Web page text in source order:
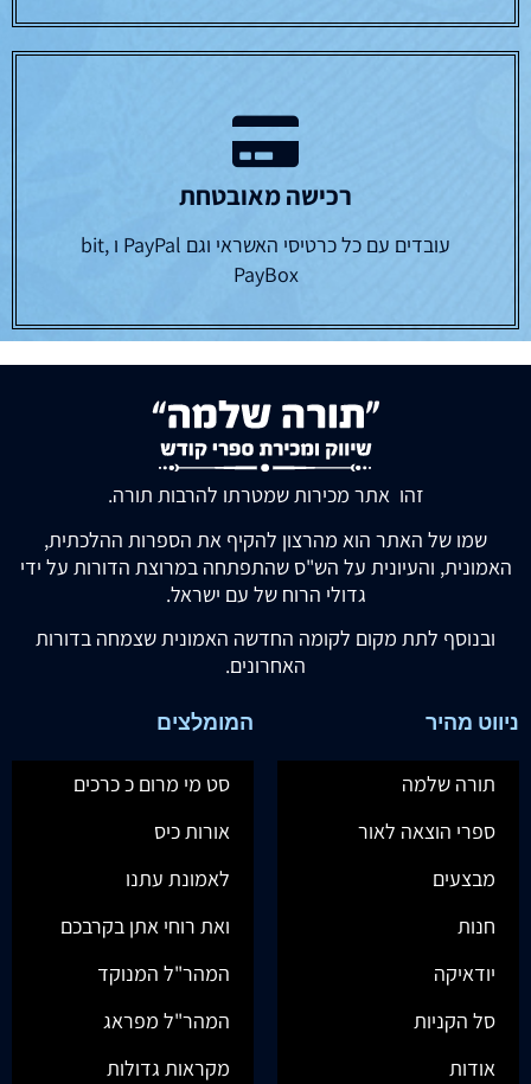
רכישה מאובטחת
עובדים עם כל כרטיסי האשראי וגם PayPal ו bit,
PayBox
זהו אתר מכירות שמטרתו להרבות תורה.
שמו של האתר הוא מהרצון להקיף את הספרות ההלכתית,
האמונית, והעיונית על הש"ס שהתפתחה במרוצת הדורות על ידי
גדולי הרוח של עם ישראל.
ובנוסף לתת מקום לקומה החדשה האמונית שצמחה בדורות
האחרונים.
ניווט מהיר
תורה שלמה
ספרי הוצאה לאור
מבצעים
חנות
יודאיקה
סל הקניות
אודות
המומלצים
סט מי מרום כ כרכים
אורות כיס
לאמונת עתנו
ואת רוחי אתן בקרבכם
המהר"ל המנוקד
המהר"ל מפראג
מקראות גדולות